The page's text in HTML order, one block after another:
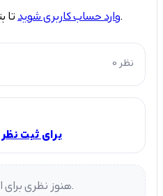
وارد حساب کاربری شویدتا بتوانید پرسش یا پاسخ ثبت کنید.
0 نظر
برای ثبت
هنوز نظری برای این محصول ثبت نشده است.